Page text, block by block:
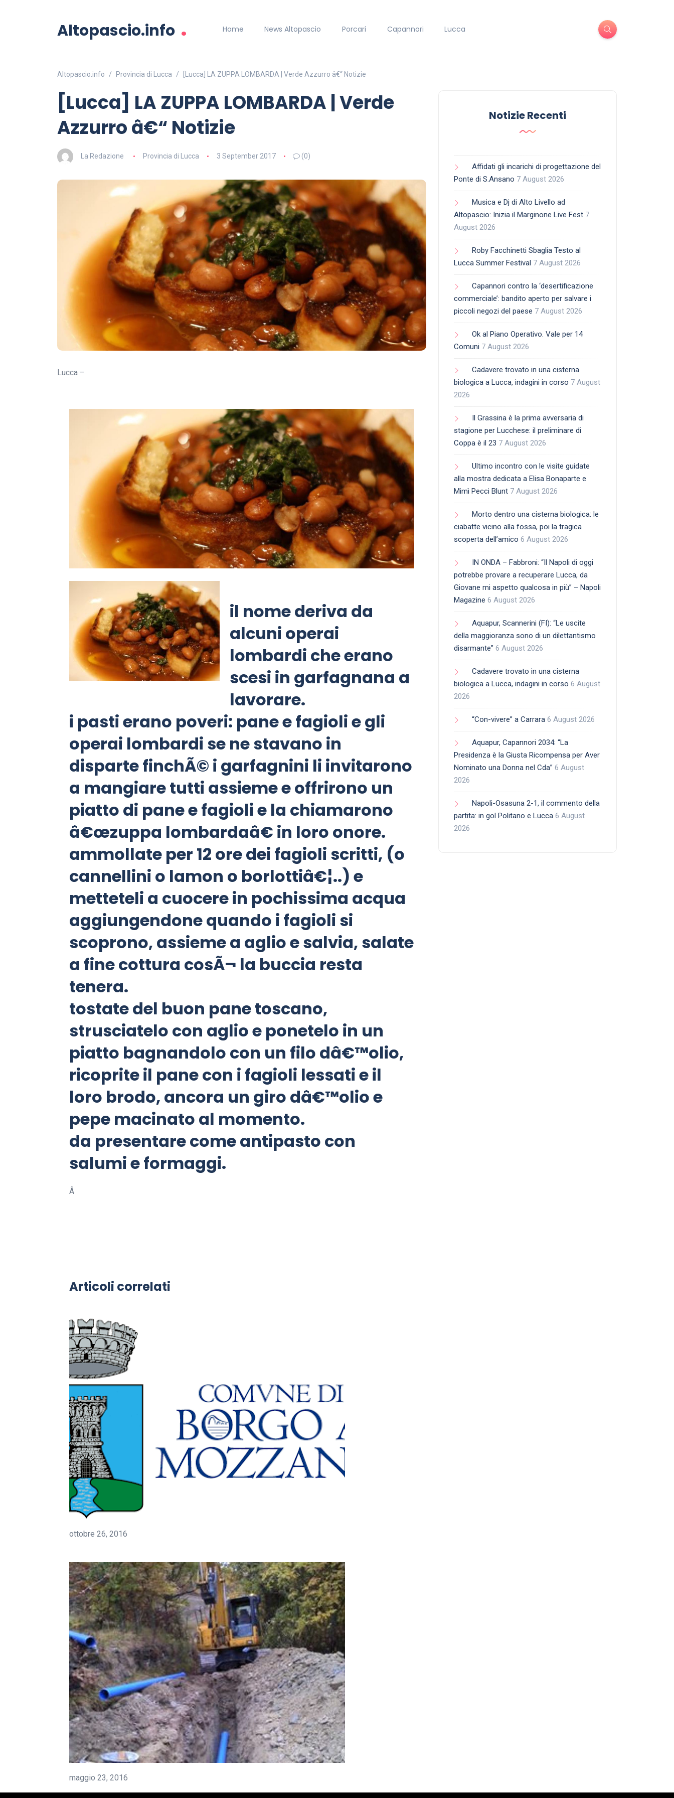
Altopascio.info . Home News Altopascio Porcari Capannori Lucca
Altopascio.info Provincia di Lucca [Lucca] LA ZUPPA LOMBARDA | Verde Azzurro â€“ Notizie
[Lucca] LA ZUPPA LOMBARDA | Verde
Azzurro â€“ Notizie
La Redazione Provincia di Lucca 3 September 2017 (0)
Lucca –
il nome deriva da
alcuni operai
lombardi che erano
scesi in garfagnana a
lavorare.
i pasti erano poveri: pane e fagioli e gli
operai lombardi se ne stavano in
disparte finchÃ© i garfagnini li invitarono
a mangiare tutti assieme e offrirono un
piatto di pane e fagioli e la chiamarono
â€œzuppa lombardaâ€ in loro onore.
ammollate per 12 ore dei fagioli scritti, (o
cannellini o lamon o borlottiâ€¦..) e
metteteli a cuocere in pochissima acqua
aggiungendone quando i fagioli si
scoprono, assieme a aglio e salvia, salate
a fine cottura cosÃ¬ la buccia resta
tenera.
tostate del buon pane toscano,
strusciatelo con aglio e ponetelo in un
piatto bagnandolo con un filo dâ€™olio,
ricoprite il pane con i fagioli lessati e il
loro brodo, ancora un giro dâ€™olio e
pepe macinato al momento.
da presentare come antipasto con
salumi e formaggi.
Â
Articoli correlati
ottobre 26, 2016
maggio 23, 2016
Notizie Recenti
Affidati gli incarichi di progettazione del
Ponte di S.Ansano 7 August 2026
Musica e Dj di Alto Livello ad
Altopascio: Inizia il Marginone Live Fest 7
August 2026
Roby Facchinetti Sbaglia Testo al
Lucca Summer Festival 7 August 2026
Capannori contro la ‘desertificazione
commerciale’: bandito aperto per salvare i
piccoli negozi del paese 7 August 2026
Ok al Piano Operativo. Vale per 14
Comuni 7 August 2026
Cadavere trovato in una cisterna
biologica a Lucca, indagini in corso 7 August
2026
Il Grassina è la prima avversaria di
stagione per Lucchese: il preliminare di
Coppa è il 23 7 August 2026
Ultimo incontro con le visite guidate
alla mostra dedicata a Elisa Bonaparte e
Mimì Pecci Blunt 7 August 2026
Morto dentro una cisterna biologica: le
ciabatte vicino alla fossa, poi la tragica
scoperta dell’amico 6 August 2026
IN ONDA – Fabbroni: “Il Napoli di oggi
potrebbe provare a recuperare Lucca, da
Giovane mi aspetto qualcosa in più” – Napoli
Magazine 6 August 2026
Aquapur, Scannerini (FI): “Le uscite
della maggioranza sono di un dilettantismo
disarmante” 6 August 2026
Cadavere trovato in una cisterna
biologica a Lucca, indagini in corso 6 August
2026
“Con-vivere” a Carrara 6 August 2026
Aquapur, Capannori 2034: “La
Presidenza è la Giusta Ricompensa per Aver
Nominato una Donna nel Cda” 6 August
2026
Napoli-Osasuna 2-1, il commento della
partita: in gol Politano e Lucca 6 August
2026